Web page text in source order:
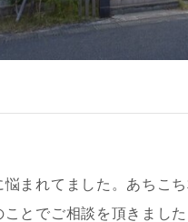
まれてました。あちこ
とでご相談を頂きました